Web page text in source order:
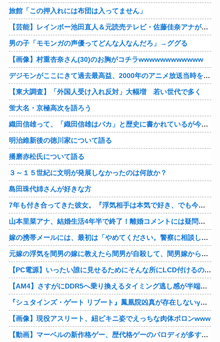
旅館「この押入れには布団は入ってません」
【芸能】レインボー池田直人＆元読売テレビ・佐藤佳奈アナが結婚
男の子「モモンガの声優ってどんな人なんだろ」→ググる
【画像】村重杏奈さん(30)のお胸がコチラwwwwwwwwwwww
デジモンがここにきて過去最高益、2000年のアニメ放送当時を上回る
【東大調査】「外国人受け入れ反対」大幅増 若い世代で多く
蛍大名・京極高次を語ろう
織田信雄って、「織田信雄はバカ」と歴史に書かれているが今まで家が残っているんでバカではないよな？
明治維新後の徳川家について語る
播磨赤松氏について語る
３～１５世紀に文明が発展しなかったのは何故か？
島田珠代姉さんが好きな方
7年も付き合ってきた彼女。『浮気相手は本気で好き、でも今の生活は壊したくない。あなたは家族で、浮気相手は恋人。それじゃ駄目なの？』人の心なんて持ってなかったｗ
山本里菜アナ、結婚生活4年半で終了！離婚コメントには疑問の声
嫁の携帯メールには、最初は「やめてください。警察に相談します」とかだったけど、最近は「昨日もすごかった。間君のが中でビクピｋ（ｒｙ」とｗ しかも羽目鳥も満載だった！
元嫁の浮気を間男の嫁に教えたら間男が自殺して、間男嫁から感謝されつつ元嫁に『いつ死ぬの？』と笑顔で言われた衝撃
【PC電源】いったい誰に見せるためにそんな所にLCD付けるのかな
【AM4】さすがにDDR5へ乗り換えるタイミング逃し感が半端ない
『シュタインズ・ゲート リブート』鳳凰院凶真が存在しないγ（ガンマ）世界線が追加される
【画像】現役アスリート、紐ビキニ姿でえっちな肉体ボロンwww
【動画】マーベルの新作格ゲー、歴代格ゲーのパロディが多すぎて話題にwwwwwww